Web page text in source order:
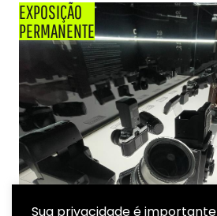
EXPOSIÇÃO
PERMANENTE
Sua privacidade é importante